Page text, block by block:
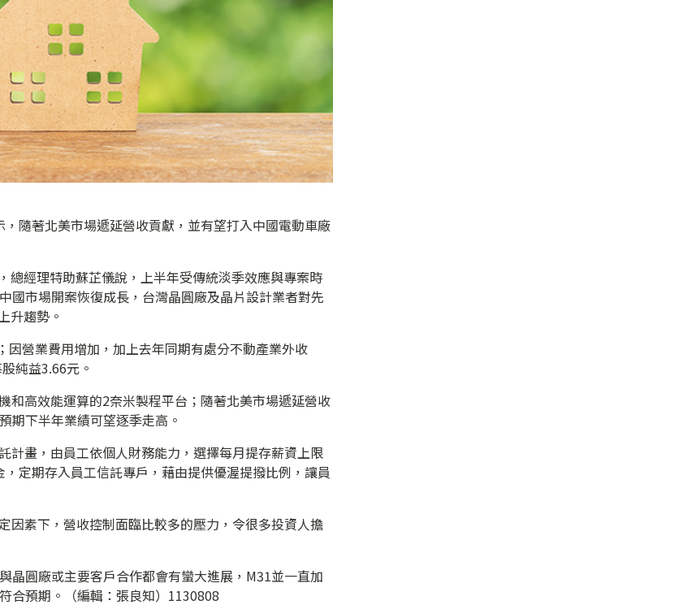
，隨著北美市場遞延營收貢獻，並有望打入中國電動車廠
總經理特助蘇芷儀說，上半年受傳統淡季效應與專案時
國市場開案恢復成長，台灣晶圓廠及晶片設計業者對先
升趨勢。
營業費用增加，加上去年同期有處分不動產業外收
純益3.66元。
和高效能運算的2奈米製程平台；隨著北美市場遞延營收
期下半年業績可望逐季走高。
計畫，由員工依個人財務能力，選擇每月提存薪資上限
定期存入員工信託專戶，藉由提供優渥提撥比例，讓員
因素下，營收控制面臨比較多的壓力，令很多投資人擔
晶圓廠或主要客戶合作都會有蠻大進展，M31並一直加
合預期。（編輯：張良知）1130808